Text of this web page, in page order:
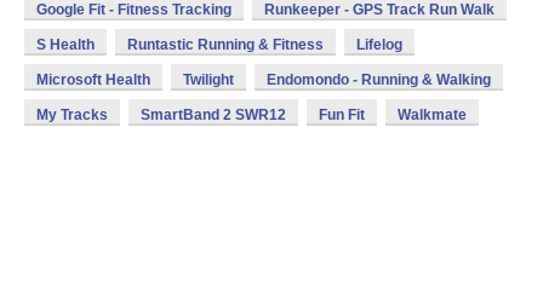
Google Fit - Fitness Tracking Runkeeper - GPS Track Run Walk
S Health Runtastic Running & Fitness Lifelog
Microsoft Health Twilight Endomondo - Running & Walking
My Tracks SmartBand 2 SWR12 Fun Fit Walkmate